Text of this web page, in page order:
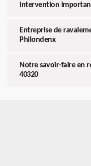
intervention
Entreprise de
Philondenx
Notre savoir-faire en
40320